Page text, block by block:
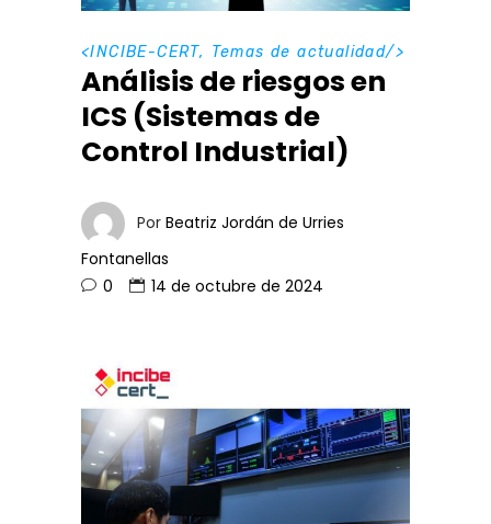
<INCIBE-CERT, Temas de actualidad/>
Análisis de riesgos en
ICS (Sistemas de
Control Industrial)
Por Beatriz Jordán de Urries
Fontanellas
0
14 de octubre de 2024